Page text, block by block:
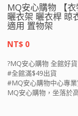
MQ安心購物 【
曬衣架 曬衣桿 晾
適用 置物架
NT$ 0
?MQ安心購物 全館好
#全館滿$49出貨
#MQ安心購物中心專
MQ安心購物，坐落於